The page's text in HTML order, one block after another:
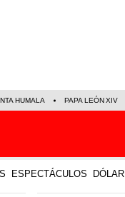
HUMALA PAPA LEÓN XIV
ESPECTÁCULOS DÓLAR